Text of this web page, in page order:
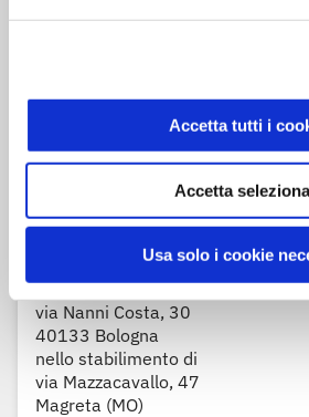
Accetta tutti i
Accetta
Usa solo i cookie
Confezionato in atmosfera
Informazioni legali
Prodotto e confezionato per
D.IT - Distribuzione Italiana Soc.
via Nanni Costa, 30
40133 Bologna
nello stabilimento di
via Mazzacavallo, 47
Magreta (MO)